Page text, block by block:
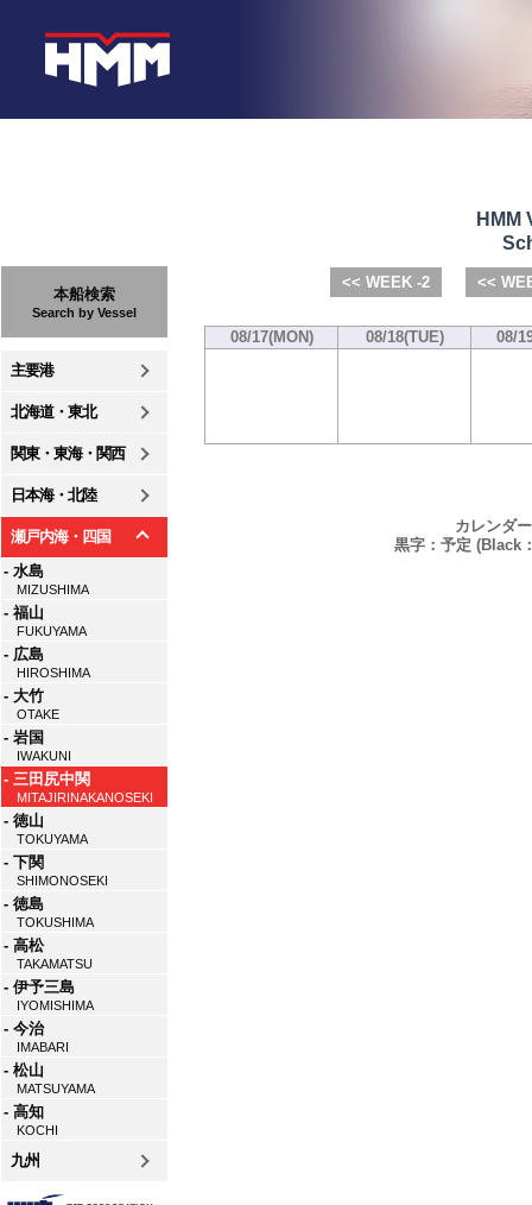
本船検索
Search by Vessel
主要港
北海道・東北
関東・東海・関西
日本海・北陸
瀬戸内海・四国
- 水島
MIZUSHIMA
- 福山
FUKUYAMA
- 広島
HIROSHIMA
- 大竹
OTAKE
- 岩国
IWAKUNI
- 三田尻中関
MITAJIRINAKANOSEKI
- 徳山
TOKUYAMA
- 下関
SHIMONOSEKI
- 徳島
TOKUSHIMA
- 高松
TAKAMATSU
- 伊予三島
IYOMISHIMA
- 今治
IMABARI
- 松山
MATSUYAMA
- 高知
KOCHI
九州
HMM
<< WEEK -2 <<
08/17(MON) 08/18(TUE) 08/
カレンダ
黒字：予定